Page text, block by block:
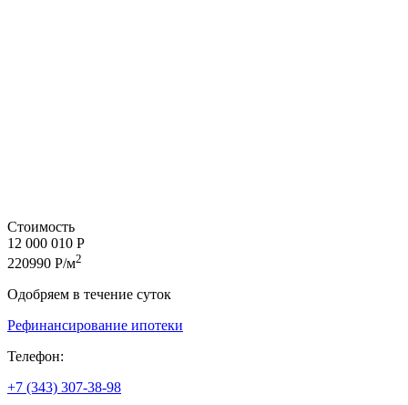
Стоимость
12 000 010 Р
220990 Р/м2
Одобряем в течение суток
Рефинансирование ипотеки
Телефон:
+7 (343) 307-38-98